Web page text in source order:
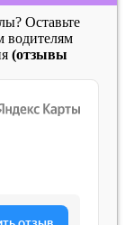
Оставьте
водителям
(отзывы